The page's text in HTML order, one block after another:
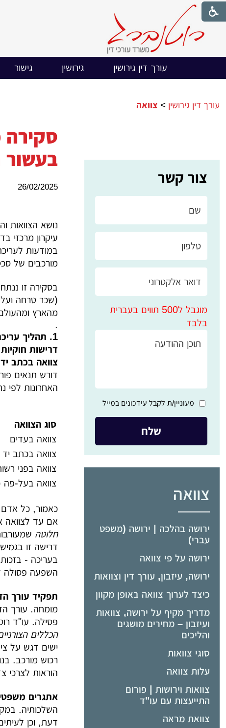
עורך דין גירושין גירושין גישור
צור קשר
מוגבל ל500 תווים בעברית
בלבד
מעוניין/ת לקבל עידכונים במייל
צוואה
ירושה בהלכה | ירושה (משפט
עברי)
ירושה על פי צוואה
ירושה, עיזבון, עורך דין וצוואות
כיצד לערוך צוואה באופן מקוון
מדריך מקיף על ירושה, צוואות
ועיזבון – מחירים מושגים
והליכים
סוגי צוואות
עלות צוואה
צוואות וירושות | פורום
התייעצות עם עו"ד
צוואת מראה
עורך דין גירושין > צוואה
בעשור
26/02/2025
נושא הצוואות
עיקרון מרכזי
מורכבים של
בסקירה זו
(שכר טרחה
מהארץ
.
1. תהליך עריכת צוואה - דרישות, תפקיד עורך הדין ואתגרים בניסוח
דרישות חוקיות
צוואה בכתב יד
דורש תנאים
האחרונות לפי
סוג הצוואה
צוואה בעדים
צוואה בכתב יד
צוואה בפני
צוואה בעל-
כאמור, כל אדם כשיר מעל גיל 18
אם עד לצוואה או
חלוטה
דרישה זו
בעריכה -
השפעה פסולה
תפקיד עורך
מומחה. עורך
פסילה. עו"ד
הכללים
ישים דגש על
הוראות לצרכי
אתגרים
השלכותיה.
דעת, וכן